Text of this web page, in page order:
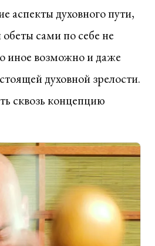
аспекты духовного пути,
сами по себе не
иное возможно и даже
духовной зрелости.
сквозь концепцию